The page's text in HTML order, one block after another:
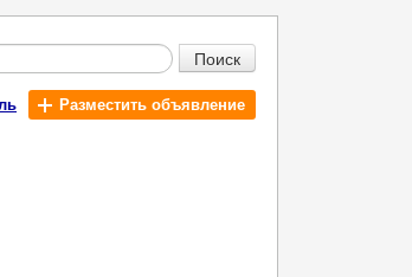
Поиск
Разместить объявление